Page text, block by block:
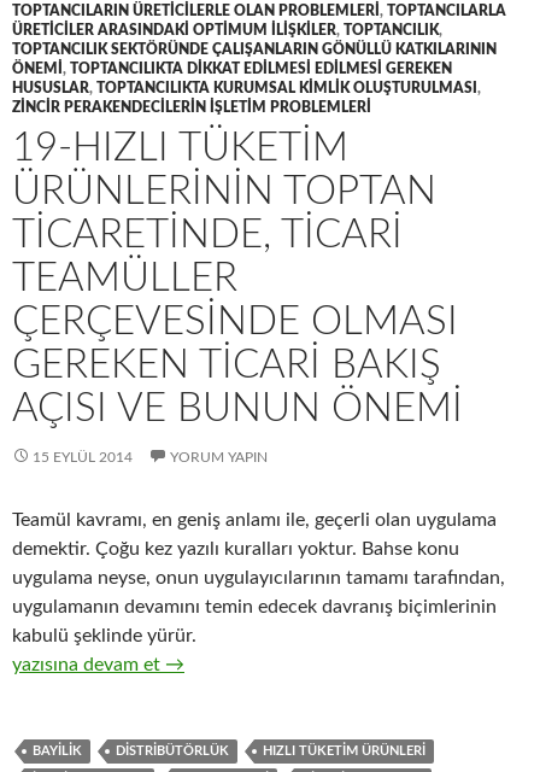
TOPTANCILARIN ÜRETICILERLE OLAN PROBLEMLERI , TOPTANCILARLA
ÜRETICILER ARASINDAKI OPTIMUM ILIŞKILER, TOPTANCILIK,
TOPTANCILIK SEKTÖRÜNDE ÇALIŞANLARIN GÖNÜLLÜ KATKILARININ
ÖNEMI , TOPTANCILIKTA DIKKAT EDILMESI EDILMESI GEREKEN
HUSUSLAR, TOPTANCILIKTA KURUMSAL KIMLIK OLUŞTURULMASI ,
ZINCIR PERAKENDECILERIN IŞLETIM PROBLEMLERI
19-HIZLI TÜKETIM
ÜRÜNLERININ TOPTAN
TICARETINDE, TICARI
TEAMÜLLER
ÇERÇEVESINDE OLMASI
GEREKEN TICARI BAKIŞ
AÇISI VE BUNUN ÖNEMI
15 EYLÜL 2014 YORUM YAPIN
Teamül kavramı, en geniş anlamı ile, geçerli olan uygulama
demektir. Çoğu kez yazılı kuralları yoktur. Bahse konu
uygulama neyse, onun uygulayıcılarının tamamı tarafından,
uygulamanın devamını temin edecek davranış biçimlerinin
kabulü şeklinde yürür.
19-Hızlı tüketim ürünlerinin toptan ticaretinde, ticari teamüller
yazısına devam et →
BAYILIK DISTRIBÜTÖRLÜK HIZLI TÜKETIM ÜRÜNLERI